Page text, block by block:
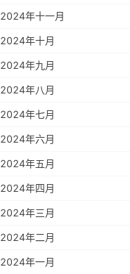
2024年十一月
2024年十月
2024年九月
2024年八月
2024年七月
2024年六月
2024年五月
2024年四月
2024年三月
2024年二月
2024年一月